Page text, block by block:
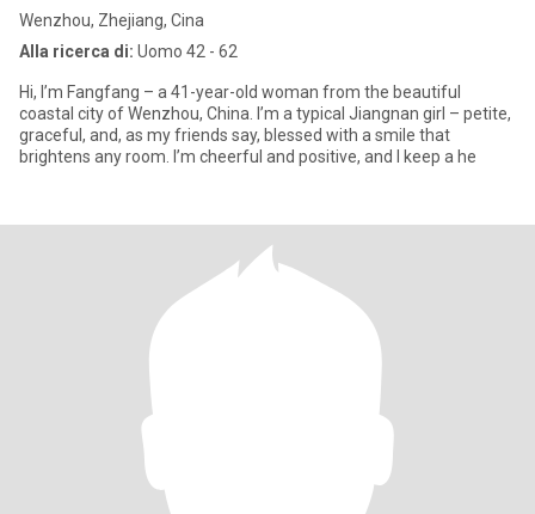
Wenzhou, Zhejiang, Cina
Alla ricerca di: Uomo 42 - 62
Hi, I’m Fangfang – a 41-year-old woman from the beautiful
coastal city of Wenzhou, China. I’m a typical Jiangnan girl – petite,
graceful, and, as my friends say, blessed with a smile that
brightens any room. I’m cheerful and positive, and I keep a he